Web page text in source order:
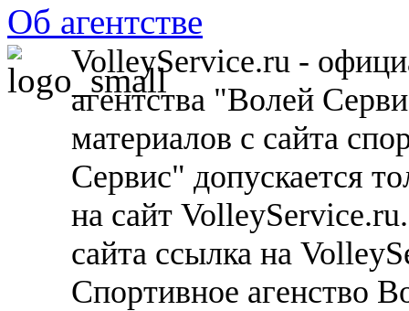
Об агентстве
VolleyService.ru -
агентства "Волей
материалов с сайта
Сервис" допускается
на сайт
сайта ссылка на
Спортивное агенство